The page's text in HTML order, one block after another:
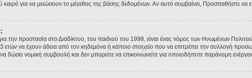
για να μειώσουν το μέγεθος της βάσης δεδομένων. Αν αυτό συμβαίνει, Προσπαθήστε να
την προστασία στο Διαδίκτυο, του παιδιού του 1998, είναι ένας νόμος των Ηνωμένων
ετών να έχουν άδεια από τον κηδεμόνα ή κάποιο στοιχείο που να επιτρέπει την συλλογή
δώσει νομική συμβουλή και δεν μπορείτε να επικοινωνείτε για οποιοδήποτε παράνομη